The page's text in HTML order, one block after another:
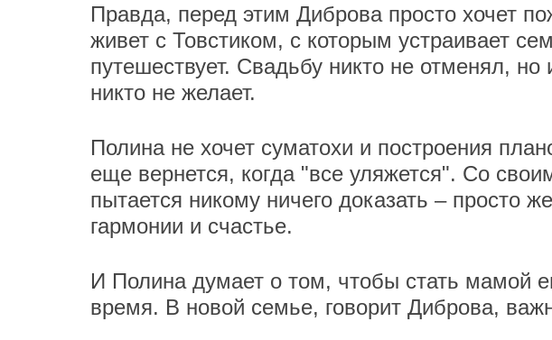
Правда, перед этим Диброва просто хочет
живет с Товстиком, с которым устраивает
путешествует. Свадьбу никто не отменял, но
никто не желает.
Полина не хочет суматохи и построения
еще вернется, когда "все уляжется". Со
пытается никому ничего доказать – просто
гармонии и счастье.
И Полина думает о том, чтобы стать мамой
время. В новой семье, говорит Диброва,